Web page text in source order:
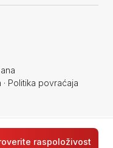
raspoloživost
· Politika povraćaja